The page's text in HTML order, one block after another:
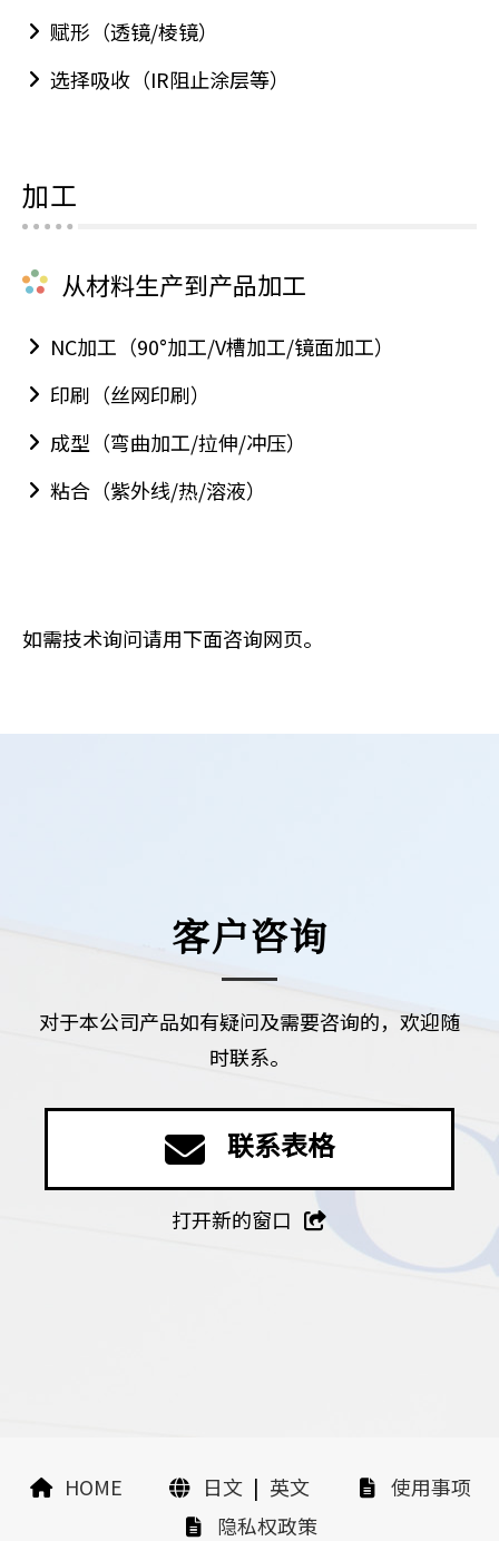
赋形（透镜/棱镜）
选择吸收（IR阻止涂层等）
加工
从材料生产到产品加工
NC加工（90°加工/V槽加工/镜面加工）
印刷（丝网印刷）
成型（弯曲加工/拉伸/冲压）
粘合（紫外线/热/溶液）
如需技术询问请用下面咨询网页。
客户咨询
对于本公司产品如有疑问及需要咨询的，欢迎随
时联系。
联系表格
打开新的窗口
HOME 日文 | 英文
使用事项
隐私权政策